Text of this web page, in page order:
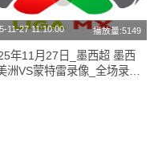
11-27 11:10:00 播放量:5149
年11月27日_墨西超 墨西
洲VS蒙特雷录像_全场录像